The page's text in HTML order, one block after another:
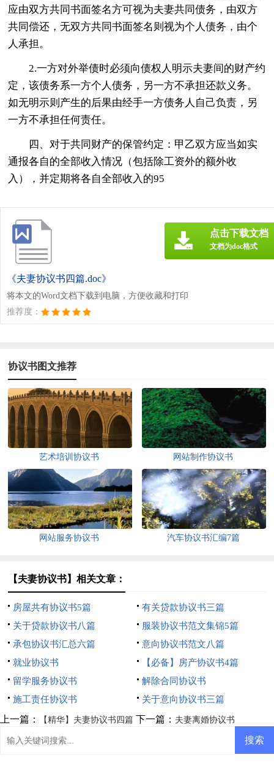
应由双方共同书面签名方可视为夫妻共同债务，由双方
共同偿还，无双方共同书面签名则视为个人债务，由个
人承担。
2.一方对外举债时必须向债权人明示夫妻间的财产约
定，该债务系一方个人债务，另一方不承担还款义务。
如无明示则产生的后果由经手一方债务人自己负责，另
一方不承担任何责任。
四、对于共同财产的保管约定：甲乙双方应当如实
通报各自的全部收入情况（包括除工资外的额外收
入），并定期将各自全部收入的95
《夫妻协议书四篇.doc》
将本文的Word文档下载到电脑，方便收藏和打印
推荐度：
点击下载文档
文档为doc格式
协议书图文推荐
艺术培训协议书 网站制作协议书
网站服务协议书 汽车协议书汇编7篇
【夫妻协议书】相关文章：
房屋共有协议书5篇
有关贷款协议书三篇
关于贷款协议书八篇
服装协议书范文集锦5篇
承包协议书汇总六篇
意向协议书范文八篇
就业协议书
【必备】房产协议书4篇
留学服务协议书
解除合同协议书
施工责任协议书
关于意向协议书三篇
上一篇： 【精华】夫妻协议书四篇 下一篇： 夫妻离婚协议书